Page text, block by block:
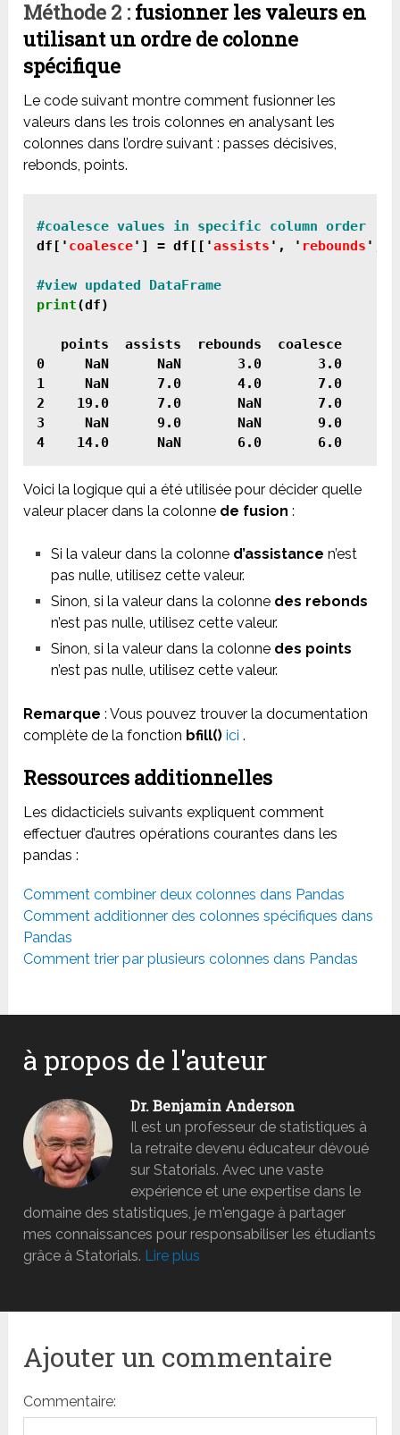
Méthode 2 : fusionner les valeurs en
utilisant un ordre de colonne
spécifique
Le code suivant montre comment fusionner les
valeurs dans les trois colonnes en analysant les
colonnes dans l’ordre suivant : passes décisives,
rebonds, points.
df[' coalesce'] = df[['assists ', ' rebounds ', '
print(df)
   points  assists  rebounds  coalesce
0     NaN      NaN       3.0       3.0
1     NaN      7.0       4.0       7.0
2    19.0      7.0       NaN       7.0
3     NaN      9.0       NaN       9.0
Voici la logique qui a été utilisée pour décider quelle
valeur placer dans la colonne de fusion :
Si la valeur dans la colonne d’assistance n’est
pas nulle, utilisez cette valeur.
Sinon, si la valeur dans la colonne des rebonds
n’est pas nulle, utilisez cette valeur.
Sinon, si la valeur dans la colonne des points
n’est pas nulle, utilisez cette valeur.
Remarque : Vous pouvez trouver la documentation
complète de la fonction bfill() ici .
Ressources additionnelles
Les didacticiels suivants expliquent comment
effectuer d’autres opérations courantes dans les
pandas :
Comment combiner deux colonnes dans Pandas
Comment additionner des colonnes spécifiques dans
Pandas
Comment trier par plusieurs colonnes dans Pandas
à propos de l'auteur
Dr. Benjamin Anderson
Il est un professeur de statistiques à
la retraite devenu éducateur dévoué
sur Statorials. Avec une vaste
expérience et une expertise dans le
domaine des statistiques, je m'engage à partager
mes connaissances pour responsabiliser les étudiants
grâce à Statorials. Lire plus
Ajouter un commentaire
Commentaire: